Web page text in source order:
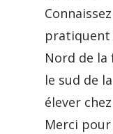
pratiquent
Nord de la
le sud de
élever
Merci